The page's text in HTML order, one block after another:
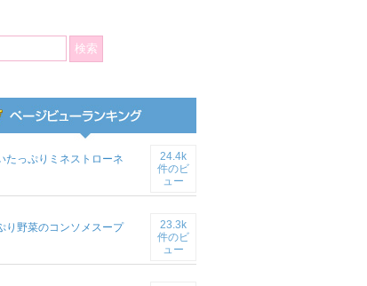
たっぷりミネストローネ
24.4k
件のビ
ュー
り野菜のコンソメスープ
23.3k
件のビ
ュー